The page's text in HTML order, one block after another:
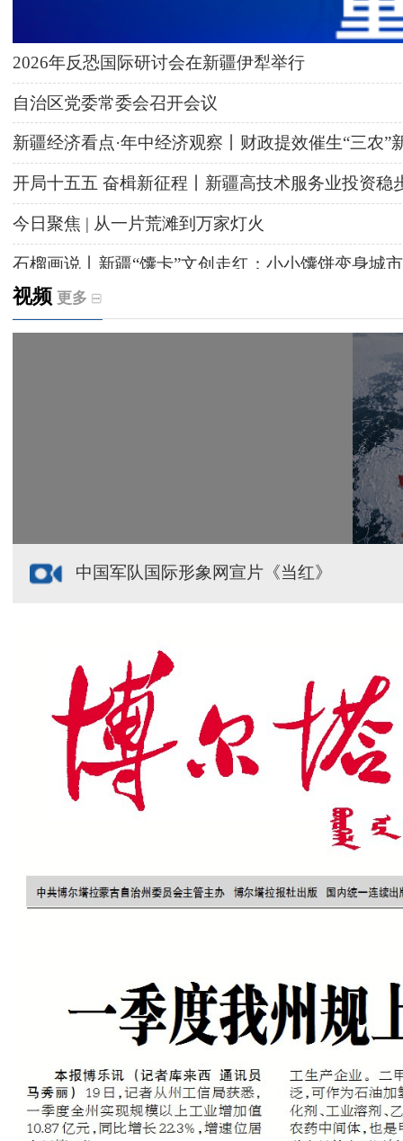
2026年反恐国际研讨会在新疆伊犁举行
自治区党委常委会召开会议
新疆经济看点·年中经济观察丨财政提效催生“三农”
开局十五五 奋楫新征程丨新疆高技术服务业投资稳
今日聚焦 | 从一片荒滩到万家灯火
石榴画说丨新疆“馕卡”文创走红：小小馕饼变身城
天山观察丨暑期AI研学热，孩子们究竟学到什么
视频 更多
中国军队国际形象网宣片《当红》